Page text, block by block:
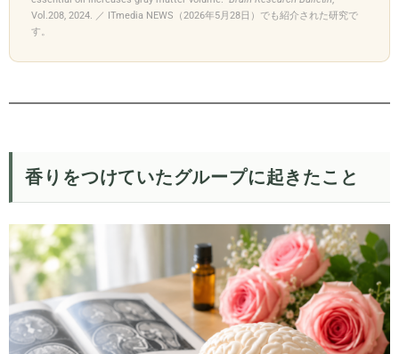
Vol.208, 2024. ／ ITmedia NEWS（2026年5月28日）でも紹介された研究で
す。
香りをつけていたグループに起きたこと